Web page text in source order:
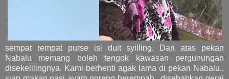
sempat rempat purse isi duit syilling. Dari atas pekan
Nabalu memang boleh tengok kawasan pergunungan
disekelilingnya. Kami berhenti agak lama di pekan Nabalu..